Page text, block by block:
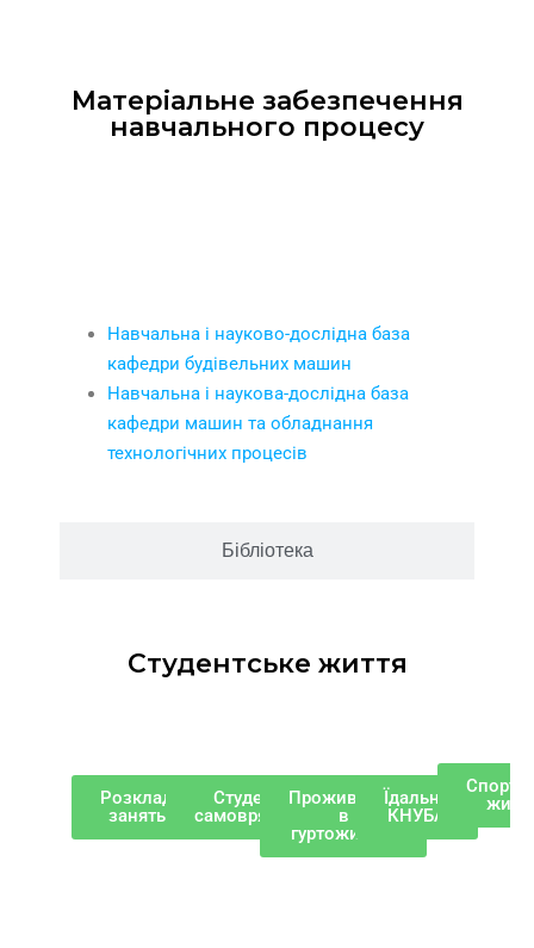
Матеріальне забезпечення
навчального процесу
Бібліотека
Навчальна і науково-дослідна база
кафедри будівельних машин
Навчальна і наукова-дослідна база
кафедри машин та обладнання
технологічних процесів
Студентське життя
Розклад
занять
Студентське
самоврядування
Проживання
в
гуртожитках
Їдальня
КНУБА